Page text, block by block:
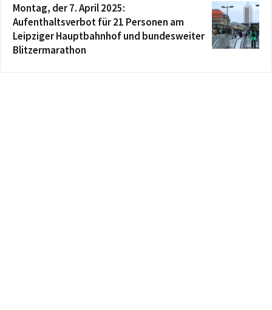
Montag, der 7. April 2025:
Aufenthaltsverbot für 21 Personen am
Leipziger Hauptbahnhof und bundesweiter
Blitzermarathon